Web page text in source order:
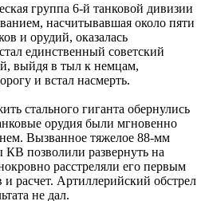
группа 6-й танковой дивизии
насчитывавшая около пяти
и орудий, оказалась
единственный советский
выйдя в тыл к немцам,
и встал насмерть.
стального гиганта обернулись
орудия были мгновенно
Вызванное тяжелое 88-мм
КВ позволили развернуть на
расстреляли его первым
расчет. Артиллерийский обстрел
не дал.